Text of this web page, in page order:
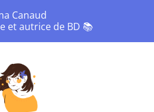
Canaud
et autrice de BD 📚